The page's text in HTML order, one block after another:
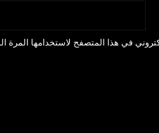
في هذا المتصفح لاستخدامها المرة